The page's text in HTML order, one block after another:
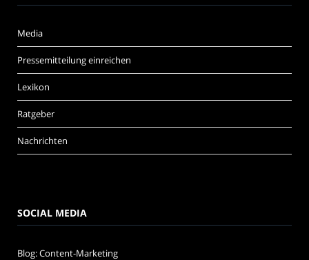
Media
Pressemitteilung einreichen
Lexikon
Ratgeber
Nachrichten
SOCIAL MEDIA
Blog: Content-Marketing